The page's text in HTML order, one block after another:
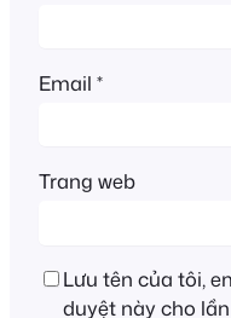
Email *
Trang web
Lưu tên của tôi,
duyệt này cho